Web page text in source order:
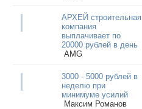
АРХЕЙ строительная
компания
выплачивает по
20000 рублей в день
AMG
3000 - 5000 рублей в
неделю при
минимуме усилий
Максим Романов